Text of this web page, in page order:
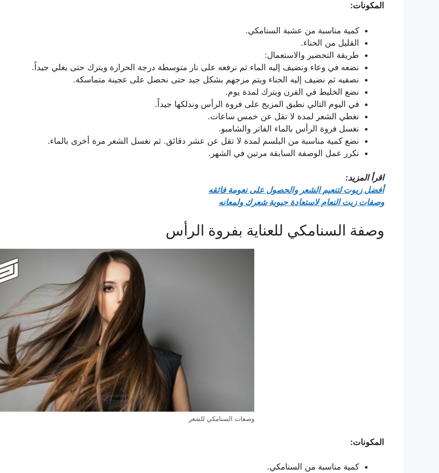
المكونات:
كمية مناسبة من عشبة السنامكي.
القليل من الحناء.
طريقة التحضير والاستعمال:
نضعه في وعاء ونضيف إليه الماء ثم نرفعه على نار متوسطة درجة الحرارة ويترك حتى يغلي جيداً.
نصفيه ثم نضيف إليه الحناء ويتم مزجهم بشكل جيد حتى نحصل على عجينة متماسكة.
نضع الخليط في الفرن ويترك لمدة يوم.
في اليوم التالي نطبق المزيج على فروة الرأس وندلكها جيداً.
نغطي الشعر لمدة لا تقل عن خمس ساعات.
نغسل فروة الرأس بالماء الفاتر والشامبو.
نضع كمية مناسبة من البلسم لمدة لا تقل عن عشر دقائق. ثم نغسل الشعر مرة أخرى بالماء.
نكرر عمل الوصفة السابقة مرتين في الشهر.
اقرأ المزيد:
أفضل زيوت لتنعيم الشعر والحصول على نعومة فائقه
وصفات زيت النعام لاستعادة حيوية شعرك ولمعانه
وصفة السنامكي للعناية بفروة الرأس
وصفات السنامكي للشعر
المكونات:
كمية مناسبة من السنامكي.